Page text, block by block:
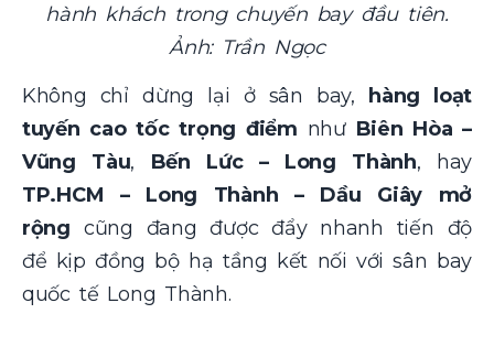
hành khách trong chuyến bay đầu tiên.
Ảnh: Trần Ngọc
Không chỉ dừng lại ở sân bay,
hàng loạt
tuyến cao tốc trọng điểm như Biên Hòa –
Vũng Tàu, Bến Lức – Long Thành, hay
TP.HCM – Long Thành – Dầu Giây mở
rộng cũng đang được đẩy nhanh tiến độ
để kịp đồng bộ hạ tầng kết nối với sân bay
quốc tế Long Thành.